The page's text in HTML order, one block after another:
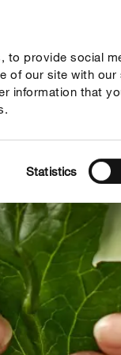
provide social
of our site with
information that
Statistics
Service Qui